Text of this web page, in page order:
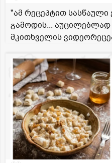
"ამ რეცეპტით სასწაული
გამოდის... აუცილებლად
მკითხველის